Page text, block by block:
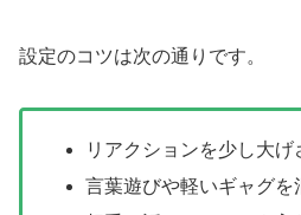
設定のコツは次の通りです。
リアクションを少し大げ
言葉遊びや軽いギャグを